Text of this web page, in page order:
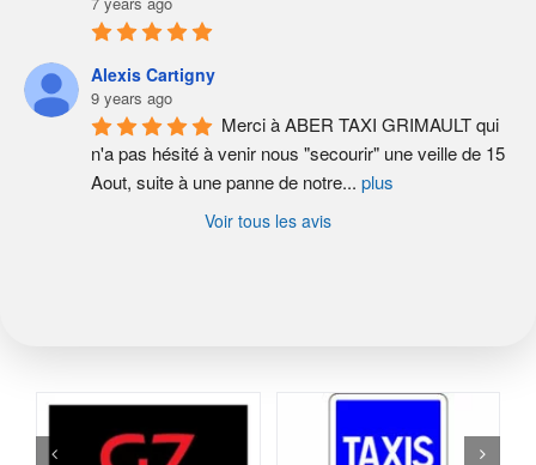
Alexis Cartigny
9 years ago
Merci à ABER TAXI GRIMAULT qui
n'a pas hésité à venir nous "secourir" une veille de 15
Aout, suite à une panne de notre... plus
Voir tous les avis